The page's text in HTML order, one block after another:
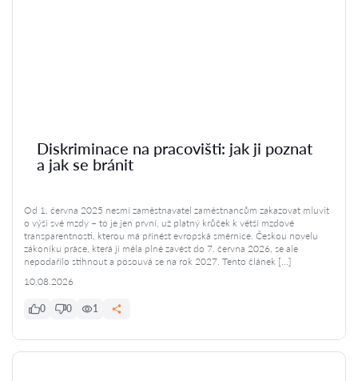
Diskriminace na pracovišti: jak ji poznat
a jak se bránit
Od 1. června 2025 nesmí zaměstnavatel zaměstnancům zakazovat mluvit
o výši své mzdy – to je jen první, už platný krůček k větší mzdové
transparentnosti, kterou má přinést evropská směrnice. Českou novelu
zákoníku práce, která ji měla plně zavést do 7. června 2026, se ale
nepodařilo stihnout a posouvá se na rok 2027. Tento článek […]
10.08.2026
0 0 1